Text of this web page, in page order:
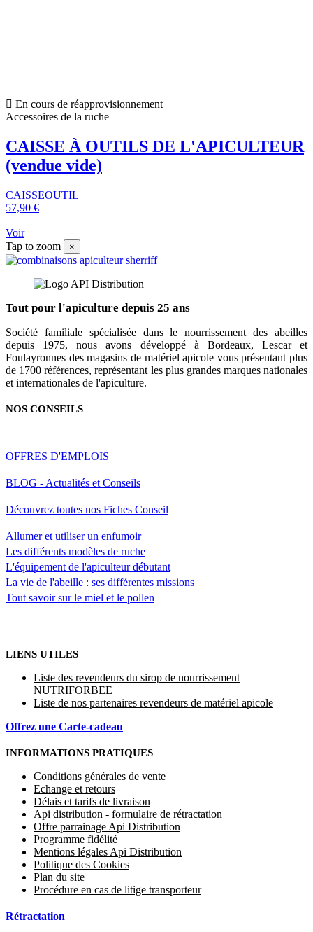
En cours de réapprovisionnement
Accessoires de la ruche
CAISSE À OUTILS DE L'APICULTEUR
(vendue vide)
CAISSEOUTIL
57,90 €
Voir
Tap to zoom
×
Tout pour l'apiculture depuis 25 ans
Société familiale spécialisée dans le nourrissement des abeilles
depuis 1975, nous avons développé à Bordeaux, Lescar et
Foulayronnes des magasins de matériel apicole vous présentant plus
de 1700 références, représentant les plus grandes marques nationales
et internationales de l'apiculture.
NOS CONSEILS
OFFRES D'EMPLOIS
BLOG - Actualités et Conseils
Découvrez toutes nos Fiches Conseil
Allumer et utiliser un enfumoir
Les différents modèles de ruche
L'équipement de l'apiculteur débutant
La vie de l'abeille : ses différentes missions
Tout savoir sur le miel et le pollen
LIENS UTILES
Liste des revendeurs du sirop de nourrissement
NUTRIFORBEE
Liste de nos partenaires revendeurs de matériel apicole
Offrez une Carte-cadeau
INFORMATIONS PRATIQUES
Conditions générales de vente
Echange et retours
Délais et tarifs de livraison
Api distribution - formulaire de rétractation
Offre parrainage Api Distribution
Programme fidélité
Mentions légales Api Distribution
Politique des Cookies
Plan du site
Procédure en cas de litige transporteur
Rétractation